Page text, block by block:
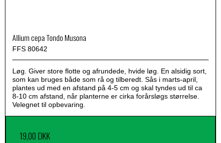
Allium cepa Tondo Musona
FFS 80642
Løg. Giver store flotte og afrundede, hvide løg. En alsidig sort,
som kan bruges både som rå og tilberedt. Sås i marts-april,
plantes ud med en afstand på 4-5 cm og skal tyndes ud til ca
8-10 cm afstand, når planterne er cirka forårsløgs størrelse.
Velegnet til opbevaring.
19,00 DKK